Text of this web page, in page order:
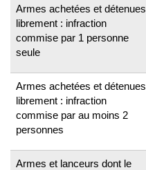
Armes achetées et détenues
librement : infraction
commise par 1 personne
seule
Armes achetées et détenues
librement : infraction
commise par au moins 2
personnes
Armes et lanceurs dont le